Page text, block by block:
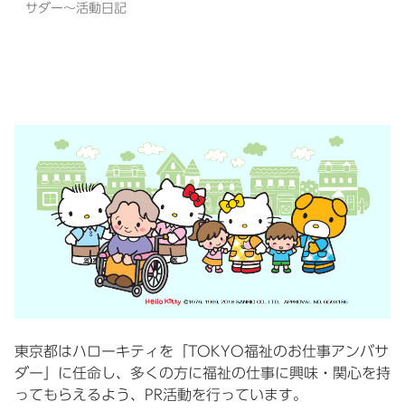
サダー～活動日記
東京都はハローキティを「TOKYO福祉のお仕事アンバサ
ダー」に任命し、多くの方に福祉の仕事に興味・関心を持
ってもらえるよう、PR活動を行っています。